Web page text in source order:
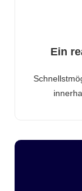
Ein